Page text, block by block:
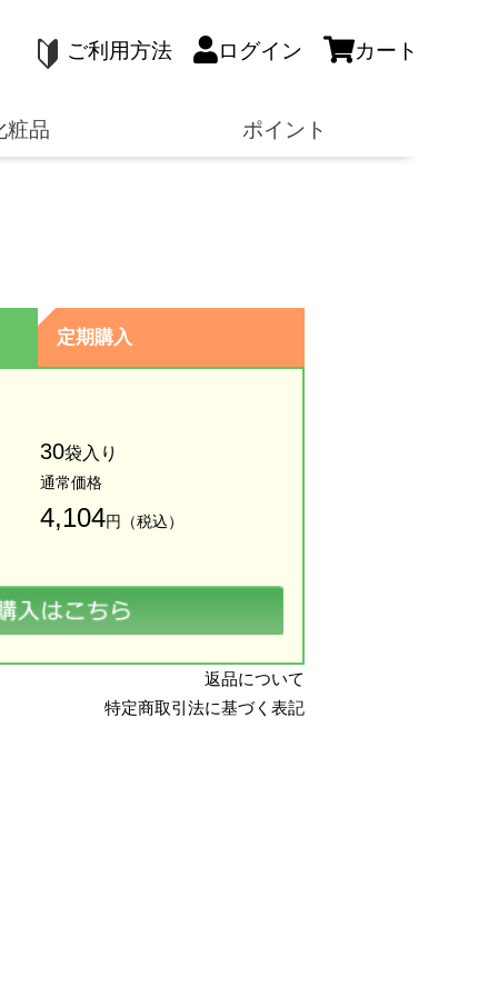
ご利用方法 ログイン カート
粧品 ポイント
定期購入
30袋入り
通常価格
4,104円（税込）
返品について
特定商取引法に基づく表記